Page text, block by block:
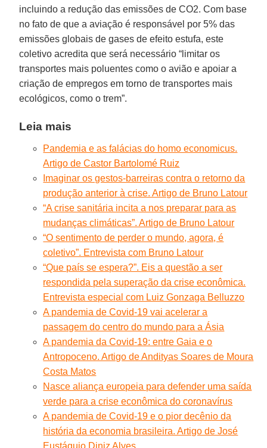
incluindo a redução das emissões de CO2. Com base
no fato de que a aviação é responsável por 5% das
emissões globais de gases de efeito estufa, este
coletivo acredita que será necessário “limitar os
transportes mais poluentes como o avião e apoiar a
criação de empregos em torno de transportes mais
ecológicos, como o trem”.
Leia mais
Pandemia e as falácias do homo economicus.
Artigo de Castor Bartolomé Ruiz
Imaginar os gestos-barreiras contra o retorno da
produção anterior à crise. Artigo de Bruno Latour
“A crise sanitária incita a nos preparar para as
mudanças climáticas”. Artigo de Bruno Latour
“O sentimento de perder o mundo, agora, é
coletivo”. Entrevista com Bruno Latour
“Que país se espera?”. Eis a questão a ser
respondida pela superação da crise econômica.
Entrevista especial com Luiz Gonzaga Belluzzo
A pandemia de Covid-19 vai acelerar a
passagem do centro do mundo para a Ásia
A pandemia da Covid-19: entre Gaia e o
Antropoceno. Artigo de Andityas Soares de Moura
Costa Matos
Nasce aliança europeia para defender uma saída
verde para a crise econômica do coronavírus
A pandemia de Covid-19 e o pior decênio da
história da economia brasileira. Artigo de José
Eustáquio Diniz Alves